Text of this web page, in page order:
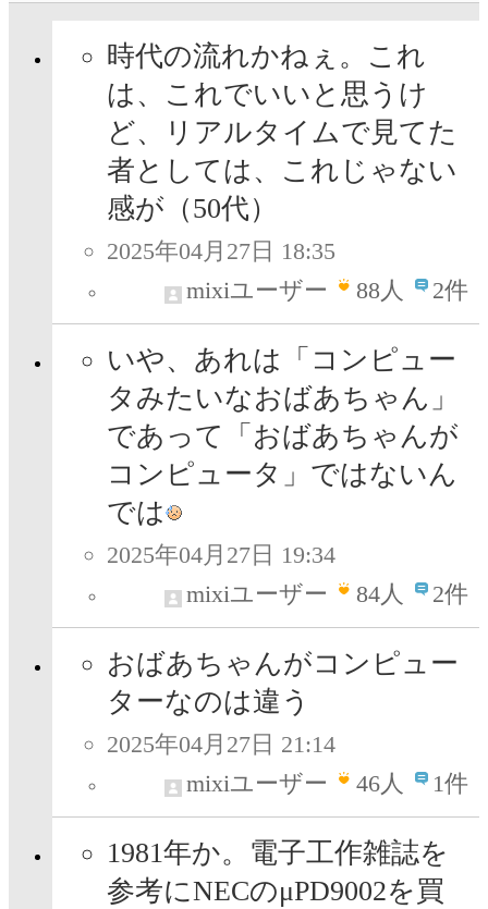
時代の流れかねぇ。これ
は、これでいいと思うけ
ど、リアルタイムで見てた
者としては、これじゃない
感が（50代）
2025年04月27日 18:35
mixiユーザー
88人 2件
いや、あれは「コンピュー
タみたいなおばあちゃん」
であって「おばあちゃんが
コンピュータ」ではないん
では
2025年04月27日 19:34
mixiユーザー
84人 2件
おばあちゃんがコンピュー
ターなのは違う
2025年04月27日 21:14
mixiユーザー
46人 1件
1981年か。電子工作雑誌を
参考にNECのμPD9002を買